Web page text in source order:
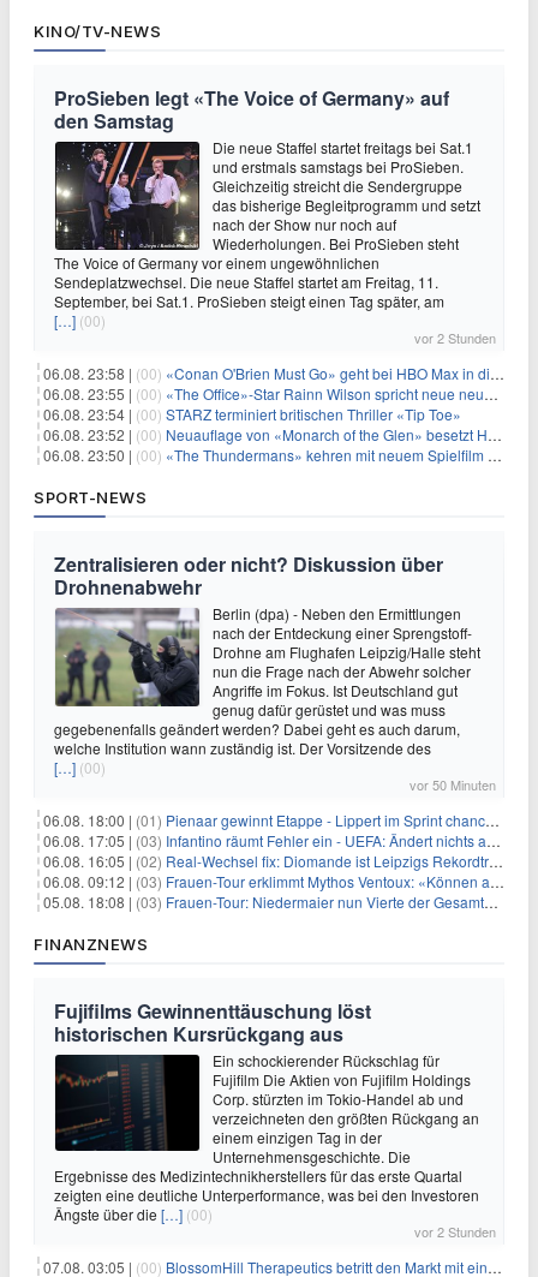
KINO/TV-NEWS
ProSieben legt «The Voice of Germany» auf
den Samstag
Die neue Staffel startet freitags bei Sat.1
und erstmals samstags bei ProSieben.
Gleichzeitig streicht die Sendergruppe
das bisherige Begleitprogramm und setzt
nach der Show nur noch auf
Wiederholungen. Bei ProSieben steht
The Voice of Germany vor einem ungewöhnlichen
Sendeplatzwechsel. Die neue Staffel startet am Freitag, 11.
September, bei Sat.1. ProSieben steigt einen Tag später, am
[…] (00)
vor 2 Stunden
06.08. 23:58 | (00) «Conan O'Brien Must Go» geht bei HBO Max in die dritte Runde
06.08. 23:55 | (00) «The Office»-Star Rainn Wilson spricht neue neuseeländische Serie «Settling»
06.08. 23:54 | (00) STARZ terminiert britischen Thriller «Tip Toe»
06.08. 23:52 | (00) Neuauflage von «Monarch of the Glen» besetzt Hauptrollen
06.08. 23:50 | (00) «The Thundermans» kehren mit neuem Spielfilm zurück
SPORT-NEWS
Zentralisieren oder nicht? Diskussion über
Drohnenabwehr
Berlin (dpa) - Neben den Ermittlungen
nach der Entdeckung einer Sprengstoff-
Drohne am Flughafen Leipzig/Halle steht
nun die Frage nach der Abwehr solcher
Angriffe im Fokus. Ist Deutschland gut
genug dafür gerüstet und was muss
gegebenenfalls geändert werden? Dabei geht es auch darum,
welche Institution wann zuständig ist. Der Vorsitzende des
[…] (00)
vor 50 Minuten
06.08. 18:00 | (01) Pienaar gewinnt Etappe - Lippert im Sprint chancenlos
06.08. 17:05 | (03) Infantino räumt Fehler ein - UEFA: Ändert nichts an Boykott
06.08. 16:05 | (02) Real-Wechsel fix: Diomande ist Leipzigs Rekordtransfer
06.08. 09:12 | (03) Frauen-Tour erklimmt Mythos Ventoux: «Können alles schaffen»
05.08. 18:08 | (03) Frauen-Tour: Niedermaier nun Vierte der Gesamtwertung
FINANZNEWS
Fujifilms Gewinnenttäuschung löst
historischen Kursrückgang aus
Ein schockierender Rückschlag für
Fujifilm Die Aktien von Fujifilm Holdings
Corp. stürzten im Tokio-Handel ab und
verzeichneten den größten Rückgang an
einem einzigen Tag in der
Unternehmensgeschichte. Die
Ergebnisse des Medizintechnikherstellers für das erste Quartal
zeigten eine deutliche Unterperformance, was bei den Investoren
Ängste über die […] (00)
vor 2 Stunden
07.08. 03:05 | (00) BlossomHill Therapeutics betritt den Markt mit einem IPO-Boost von 150 Millionen Dollar